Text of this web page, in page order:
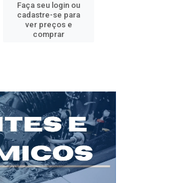
Faça seu login ou
cadastre-se para
ver preços e
comprar